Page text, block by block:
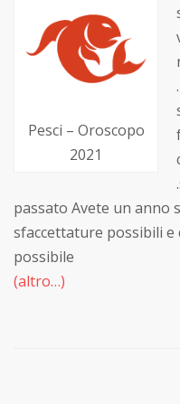
Pesci – Oroscopo
2021
passato Avete un anno
sfaccettature possibili
possibile
(altro…)